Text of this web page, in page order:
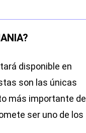
disponible en
son las únicas
más importante de
ser uno de los